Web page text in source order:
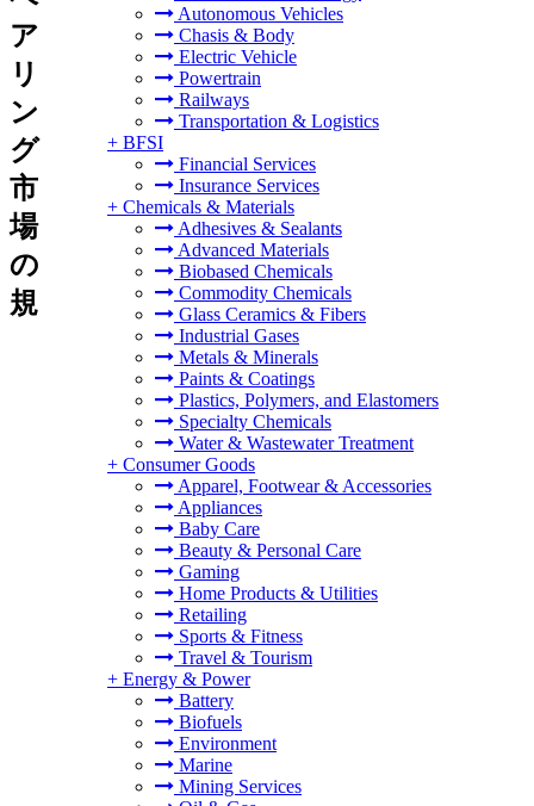
Autonomous Vehicles
Chasis & Body
Electric Vehicle
Powertrain
Railways
Transportation & Logistics
+ BFSI
Financial Services
Insurance Services
+ Chemicals & Materials
Adhesives & Sealants
Advanced Materials
Biobased Chemicals
Commodity Chemicals
Glass Ceramics & Fibers
Industrial Gases
Metals & Minerals
Paints & Coatings
Plastics, Polymers, and Elastomers
Specialty Chemicals
Water & Wastewater Treatment
+ Consumer Goods
Apparel, Footwear & Accessories
Appliances
Baby Care
Beauty & Personal Care
Gaming
Home Products & Utilities
Retailing
Sports & Fitness
Travel & Tourism
+ Energy & Power
Battery
Biofuels
Environment
Marine
Mining Services
ア
リ
ン
グ
市
場
の
規